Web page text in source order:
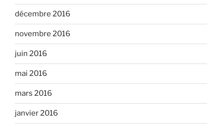
décembre 2016
novembre 2016
juin 2016
mai 2016
mars 2016
janvier 2016